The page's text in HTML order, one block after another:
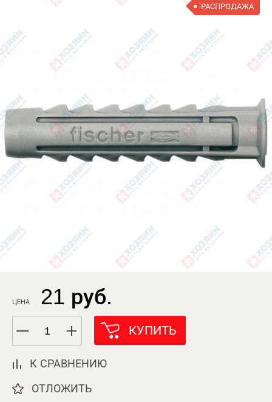
РАСПРОДАЖА
ЦЕНА 21 руб.
КУПИТЬ
К СРАВНЕНИЮ
ОТЛОЖИТЬ